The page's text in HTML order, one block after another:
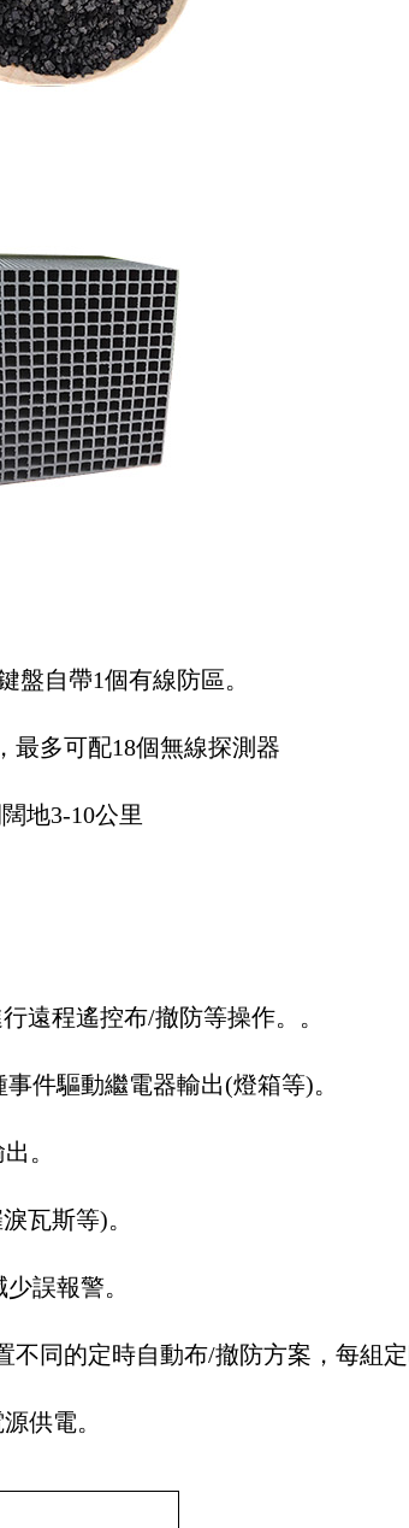
盤自帶1個有線防區。
最多可配18個無線探測器
地3-10公里
遠程遙控布/撤防等操作。。
件驅動繼電器輸出(燈箱等)。
。
瓦斯等)。
誤報警。
同的定時自動布/撤防方案，每組
供電。